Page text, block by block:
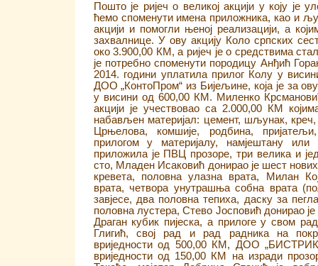
Пошто је ријеч о великој акцији у коју је
ћемо споменути имена приложника, као и
акцији и помогли њеној реализацији, а
захвалнице. У ову акцију Коло српских
око 3.900,00 КМ, а ријеч је о средствима
је потребно споменути породицу Анђић
2014. години уплатила прилог Колу у
ДОО „КонтоПром“ из Бијељине, која је за
у висини од 600,00 КМ. Миленко
акцији је учествовао са 2.000,00 КМ
набављен материјал: цемент, шљунак,
Црњелова, комшије, родбина,
прилогом у материјалу, намјештану
приложила је ПВЦ прозоре, три велика и
сто, Младен Исаковић донирао је шест
кревета, половна улазна врата, Милан
врата, четвора унутрашња собна врата
завјесе, два половна тепиха, даску за
половна лустера, Стево Јосповић донирао је
Драган кубик пијеска, а прилоге у свом
Глигић, свој рад и рад радника на
вриједности од 500,00 КМ, ДОО
вриједности од 150,00 КМ на изради